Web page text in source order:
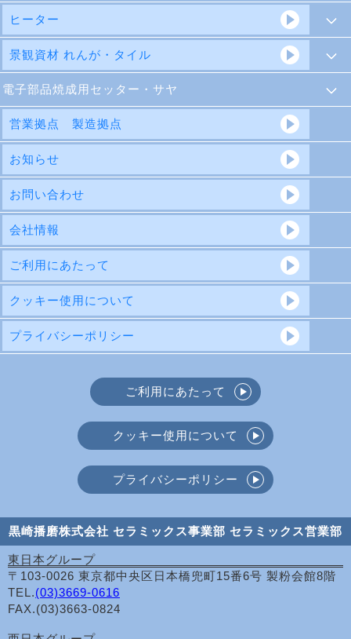
ヒーター
景観資材 れんが・タイル
電子部品焼成用セッター・サヤ
営業拠点 製造拠点
お知らせ
お問い合わせ
会社情報
ご利用にあたって
クッキー使用について
プライバシーポリシー
ご利用にあたって
クッキー使用について
プライバシーポリシー
黒崎播磨株式会社 セラミックス事業部 セラミックス営業部
東日本グループ
〒103-0026 東京都中央区日本橋兜町15番6号 製粉会館8階
TEL.(03)3669-0616
FAX.(03)3663-0824